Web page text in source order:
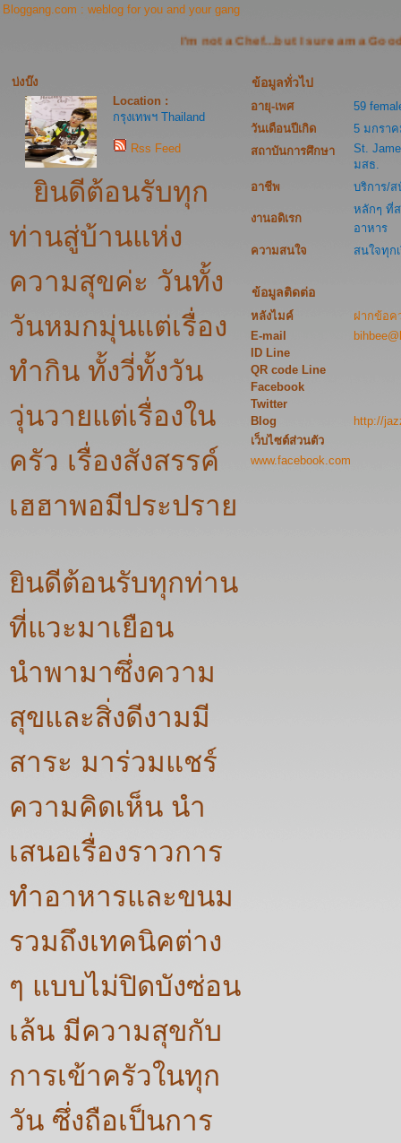
Bloggang.com : weblog for you and your gang
I'm not a Chef...but I sure am a Good Cook!
บ่งบ๊ง
Location :
กรุงเทพฯ Thailand
Rss Feed
ยินดีต้อนรับทุก
ท่านสู่บ้านแห่ง
ความสุขค่ะ วันทั้ง
วันหมกมุ่นแต่เรื่อง
ทำกิน ทั้งวี่ทั้งวัน
วุ่นวายแต่เรื่องใน
ครัว เรื่องสังสรรค์
เฮฮาพอมีประปราย
ยินดีต้อนรับทุกท่าน
ที่แวะมาเยือน
นำพามาซึ่งความ
สุขและสิ่งดีงามมี
สาระ มาร่วมแชร์
ความคิดเห็น นำ
เสนอเรื่องราวการ
ทำอาหารและขนม
รวมถึงเทคนิคต่าง
ๆ แบบไม่ปิดบังซ่อน
เล้น มีความสุขกับ
การเข้าครัวในทุก
วัน ซึ่งถือเป็นการ
ข้อมูลทั่วไป
อายุ-เพศ
59
วันเดือนปีเกิด
5 มกราค
สถาบันการศึกษา
St.
มสธ.
อาชีพ
บริการ/
งานอดิเรก
หลักๆ ที่
อาหาร
ความสนใจ
สนใจทุก
ข้อมูลติดต่อ
หลังไมค์
ฝากข้อค
E-mail
ID Line
QR code Line
Facebook
Twitter
Blog
http://
เว็บไซต์ส่วนตัว
www.facebook.com